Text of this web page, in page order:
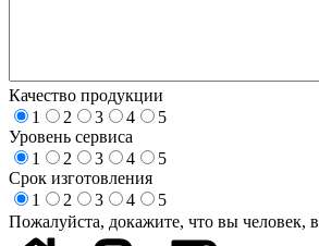
Качество продукции
1
2 3 4
5
Уровень сервиса
1
2 3 4
5
Срок изготовления
1
2 3 4
5
Пожалуйста, докажите, что вы человек,